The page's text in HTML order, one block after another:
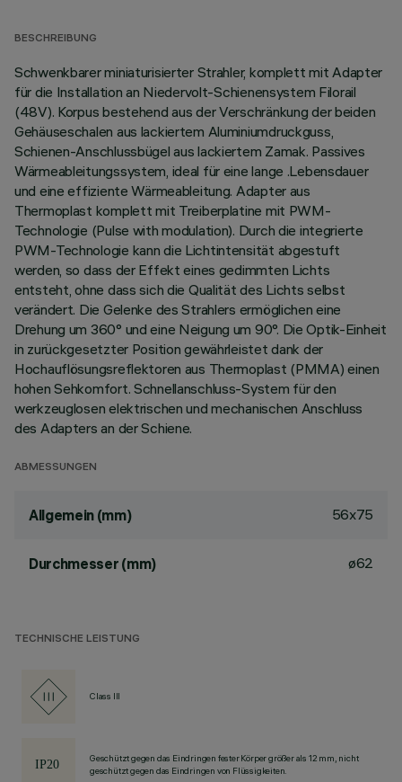
BESCHREIBUNG
Schwenkbarer miniaturisierter Strahler, komplett mit Adapter
für die Installation an Niedervolt-Schienensystem Filorail
(48V). Korpus bestehend aus der Verschränkung der beiden
Gehäuseschalen aus lackiertem Aluminiumdruckguss,
Schienen-Anschlussbügel aus lackiertem Zamak. Passives
Wärmeableitungssystem, ideal für eine lange .Lebensdauer
und eine effiziente Wärmeableitung. Adapter aus
Thermoplast komplett mit Treiberplatine mit PWM-
Technologie (Pulse with modulation). Durch die integrierte
PWM-Technologie kann die Lichtintensität abgestuft
werden, so dass der Effekt eines gedimmten Lichts
entsteht, ohne dass sich die Qualität des Lichts selbst
verändert. Die Gelenke des Strahlers ermöglichen eine
Drehung um 360° und eine Neigung um 90°. Die Optik-Einheit
in zurückgesetzter Position gewährleistet dank der
Hochauflösungsreflektoren aus Thermoplast (PMMA) einen
hohen Sehkomfort. Schnellanschluss-System für den
werkzeuglosen elektrischen und mechanischen Anschluss
des Adapters an der Schiene.
ABMESSUNGEN
Allgemein (mm) 56x75
Durchmesser (mm) ø62
TECHNISCHE LEISTUNG
Class III
Geschützt gegen das Eindringen fester Körper größer als 12 mm, nicht
geschützt gegen das Eindringen von Flüssigkeiten.